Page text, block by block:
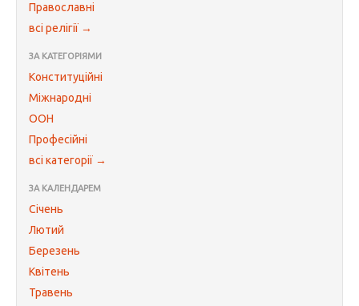
Православні
всі релігії →
ЗА КАТЕГОРІЯМИ
Конституційні
Міжнародні
ООН
Професійні
всі категорії →
ЗА КАЛЕНДАРЕМ
Січень
Лютий
Березень
Квітень
Травень